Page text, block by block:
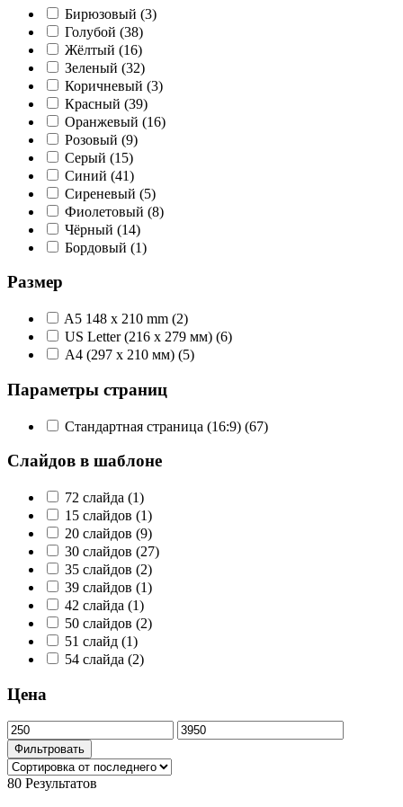
Бирюзовый (3)
Голубой (38)
Жёлтый (16)
Зеленый (32)
Коричневый (3)
Красный (39)
Оранжевый (16)
Розовый (9)
Серый (15)
Синий (41)
Сиреневый (5)
Фиолетовый (8)
Чёрный (14)
Бордовый (1)
Размер
A5 148 x 210 mm (2)
US Letter (216 x 279 мм) (6)
А4 (297 x 210 мм) (5)
Параметры страниц
Стандартная страница (16:9) (67)
Слайдов в шаблоне
72 слайда (1)
15 слайдов (1)
20 слайдов (9)
30 слайдов (27)
35 слайдов (2)
39 слайдов (1)
42 слайда (1)
50 слайдов (2)
51 слайд (1)
54 слайда (2)
Цена
Минимальная
цена
Максимальная
цена
Фильтровать
80 Результатов